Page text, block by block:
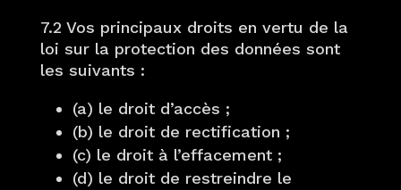
7.2 Vos principaux droits en vertu de la
loi sur la protection des données sont
les suivants :
(a) le droit d’accès ;
(b) le droit de rectification ;
(c) le droit à l’effacement ;
(d) le droit de restreindre le